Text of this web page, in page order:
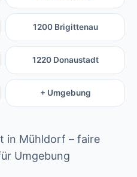
1200 Brigittenau
1220 Donaustadt
+ Umgebung
in Mühldorf – faire
Umgebung